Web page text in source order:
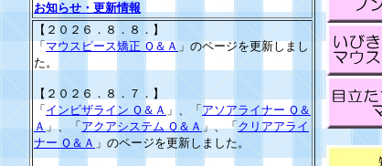
お知らせ・更新情報
【２０２６．８．８．】
「 マウスピース矯正 Ｑ＆Ａ 」のページを更新しまし
た。
【２０２６．８．７．】
「 インビザライン Ｑ＆Ａ 」、「 アソアライナー Ｑ＆
Ａ」、「 アクアシステム Ｑ＆Ａ 」、「クリアアライ
ナー Ｑ＆Ａ 」のページを更新しました。